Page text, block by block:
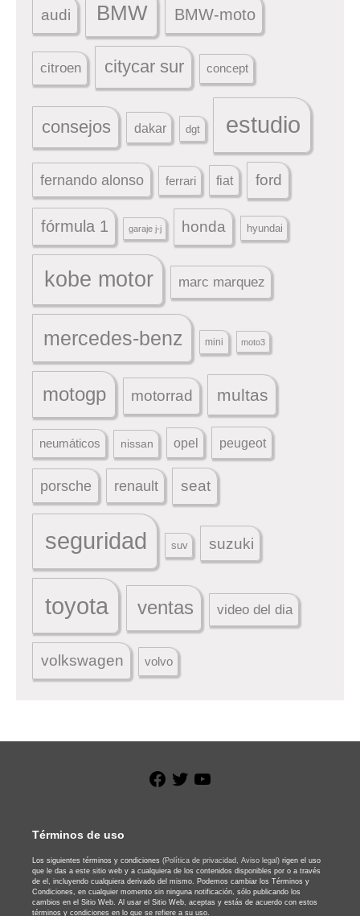
audi BMW BMW-moto
citroen citycar sur concept
consejos dakar dgt estudio
fernando alonso ferrari fiat ford
fórmula 1 garaje j-j honda hyundai
kobe motor marc marquez
mercedes-benz mini moto3
motogp motorrad multas
neumáticos nissan opel peugeot
porsche renault seat
seguridad suv suzuki
toyota ventas video del dia
volkswagen volvo
Facebook
Twitter
Términos de uso
Los siguientes términos y condiciones (Política de privacidad, Aviso legal) rigen el uso
que le das a este sitio web y a cualquiera de los contenidos disponibles por o a través
de el, incluyendo cualquiera derivado del mismo. Podemos cambiar los Términos y
Condiciones, en cualquier momento sin ninguna notificación, sólo publicando los
cambios en el Sitio Web. Al usar el Sitio Web, aceptas y estás de acuerdo con estos
términos y condiciones en lo que se refiere a su uso.